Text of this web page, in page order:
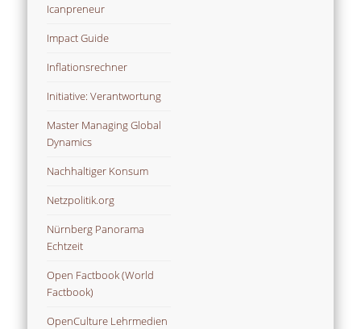
Icanpreneur
Impact Guide
Inflationsrechner
Initiative: Verantwortung
Master Managing Global
Dynamics
Nachhaltiger Konsum
Netzpolitik.org
Nürnberg Panorama
Echtzeit
Open Factbook (World
Factbook)
OpenCulture Lehrmedien